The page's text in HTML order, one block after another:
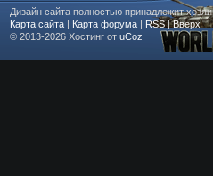
Дизайн сайта полностью принадлежит
Карта сайта | Карта форума | RSS|Вверх
© 2013-2026 Хостинг от uCoz